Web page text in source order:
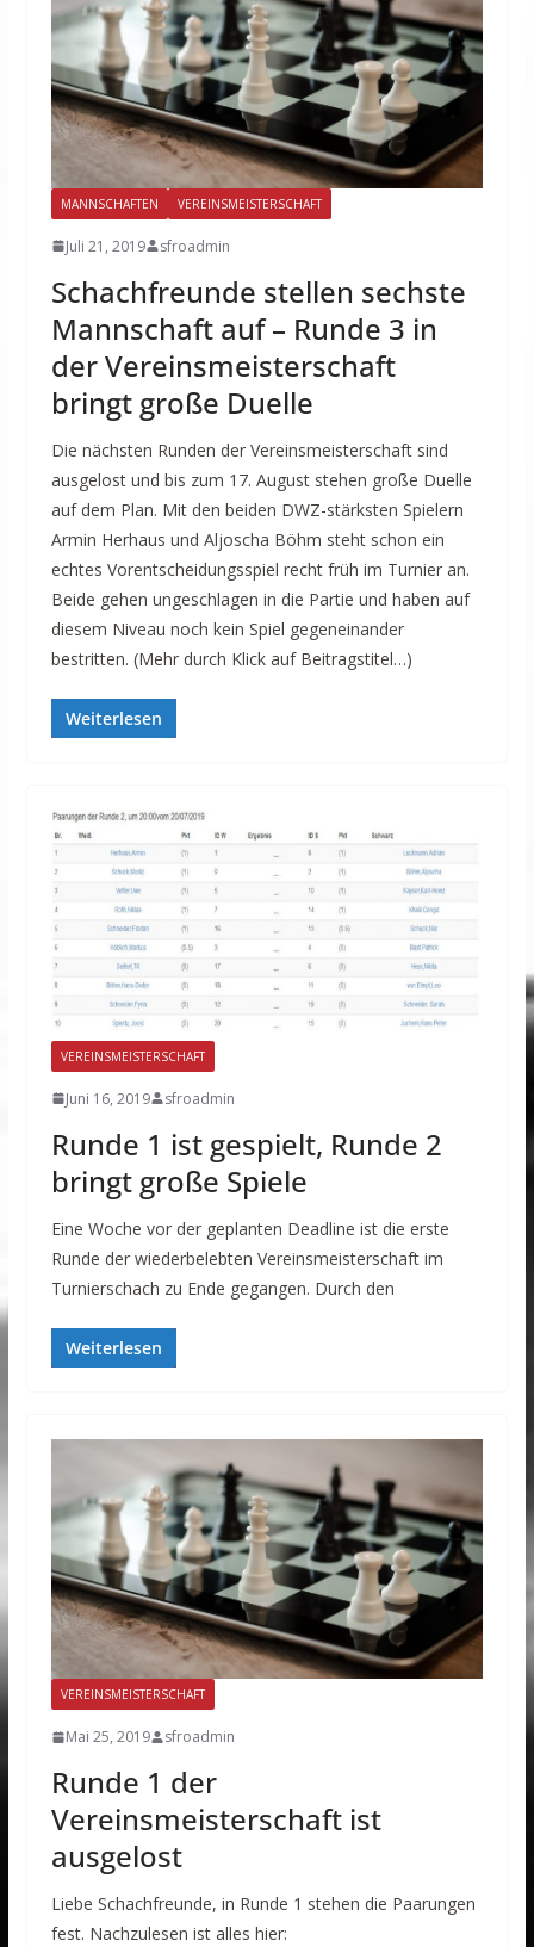
MANNSCHAFTEN VEREINSMEISTERSCHAFT
Juli 21, 2019 sfroadmin
Schachfreunde stellen sechste
Mannschaft auf – Runde 3 in
der Vereinsmeisterschaft
bringt große Duelle
Die nächsten Runden der Vereinsmeisterschaft sind
ausgelost und bis zum 17. August stehen große Duelle
auf dem Plan. Mit den beiden DWZ-stärksten Spielern
Armin Herhaus und Aljoscha Böhm steht schon ein
echtes Vorentscheidungsspiel recht früh im Turnier an.
Beide gehen ungeschlagen in die Partie und haben auf
diesem Niveau noch kein Spiel gegeneinander
bestritten. (Mehr durch Klick auf Beitragstitel…)
Weiterlesen
VEREINSMEISTERSCHAFT
Juni 16, 2019 sfroadmin
Runde 1 ist gespielt, Runde 2
bringt große Spiele
Eine Woche vor der geplanten Deadline ist die erste
Runde der wiederbelebten Vereinsmeisterschaft im
Turnierschach zu Ende gegangen. Durch den
Weiterlesen
VEREINSMEISTERSCHAFT
Mai 25, 2019 sfroadmin
Runde 1 der
Vereinsmeisterschaft ist
ausgelost
Liebe Schachfreunde, in Runde 1 stehen die Paarungen
fest. Nachzulesen ist alles hier: